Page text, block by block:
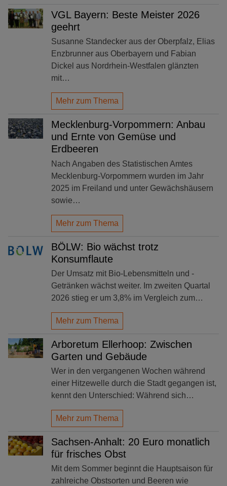
VGL Bayern: Beste Meister 2026
geehrt
Susanne Standecker aus der Oberpfalz, Elias
Enzbrunner aus Oberbayern und Fabian
Dickel aus Nordrhein-Westfalen glänzten
mit…
Mehr zum Thema
Mecklenburg-Vorpommern: Anbau
und Ernte von Gemüse und
Erdbeeren
Nach Angaben des Statistischen Amtes
Mecklenburg-Vorpommern wurden im Jahr
2025 im Freiland und unter Gewächshäusern
sowie…
Mehr zum Thema
BÖLW: Bio wächst trotz
Konsumflaute
Der Umsatz mit Bio-Lebensmitteln und -
Getränken wächst weiter. Im zweiten Quartal
2026 stieg er um 3,8% im Vergleich zum…
Mehr zum Thema
Arboretum Ellerhoop: Zwischen
Garten und Gebäude
Wer in den vergangenen Wochen während
einer Hitzewelle durch die Stadt gegangen ist,
kennt den Unterschied: Während sich…
Mehr zum Thema
Sachsen-Anhalt: 20 Euro monatlich
für frisches Obst
Mit dem Sommer beginnt die Hauptsaison für
zahlreiche Obstsorten und Beeren wie